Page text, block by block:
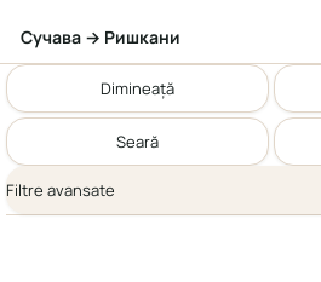
Сучава → Ришкани
Dimineață
Seară
Filtre avansate